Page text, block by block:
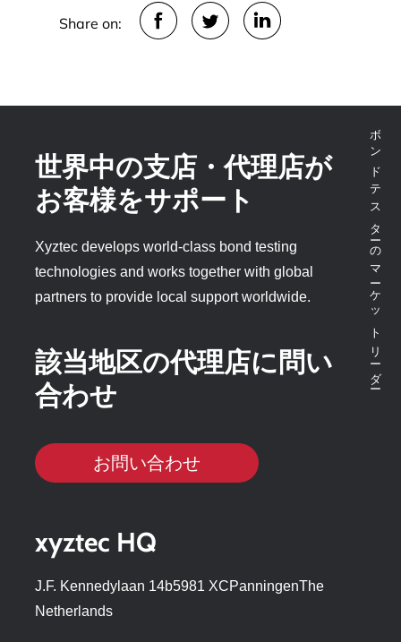
Share on:
ボンドテスターのマーケットリーダー
世界中の支店・代理店が
お客様をサポート
Xyztec develops world-class bond testing
technologies and works together with global
partners to provide local support worldwide.
該当地区の代理店に問い
合わせ
お問い合わせ
xyztec HQ
J.F. Kennedylaan 14b5981 XCPanningenThe
Netherlands